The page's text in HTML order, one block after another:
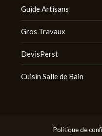
Guide Artisans
Gros Travaux
DevisPerst
Cuisin Salle de Bain
Politique de